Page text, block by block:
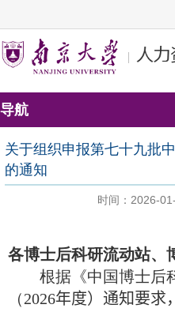
导航
关于组织申报第七十九批
的通知
时间：2026-
各博士后科研流动站、
根据《中国博士后科
（2026年度）通知要求